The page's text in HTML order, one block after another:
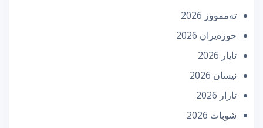
تەممووز 2026
حوزه‌یران 2026
ئایار 2026
نیسان 2026
ئازار 2026
شوبات 2026